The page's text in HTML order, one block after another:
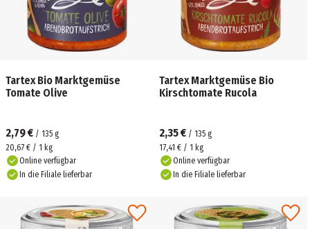
Tartex Bio Marktgemüse
Tomate Olive
2,79 € / 135 g
20,67 € / 1 kg
Online verfügbar
In die Filiale lieferbar
Tartex Marktgemüse Bio
Kirschtomate Rucola
2,35 € / 135 g
17,41 € / 1 kg
Online verfügbar
In die Filiale lieferbar